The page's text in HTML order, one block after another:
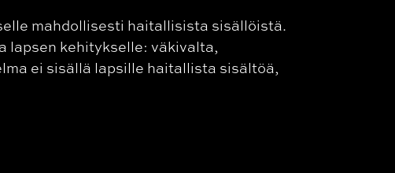
mahdollisesti haitallisista sisällöistä.
lapsen kehitykselle: väkivalta,
ei sisällä lapsille haitallista sisältöä,